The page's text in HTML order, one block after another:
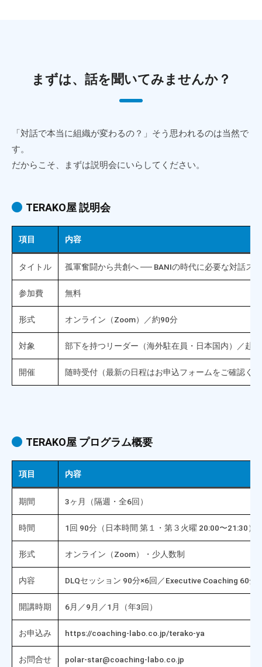
まずは、話を聞いてみませんか？
「対話で本当に組織が変わるの？」そう思われるのは当然で
す。
だからこそ、まずは説明会にいらしてください。
TERAKO屋 説明会
項目 内容
タイトル 孤軍奮闘から共創へ ── BANIの時代に必要な対話ス
参加費 無料
形式 オンライン（Zoom）／約90分
対象 部下を持つリーダー（海外駐在員・日本国内）／赴
開催 随時受付（最新の日程はお申込フォームをご確認く
TERAKO屋 プログラム概要
項目 内容
期間 3ヶ月（隔週・全6回）
時間 1回 90分（日本時間 第１・第３火曜 20:00〜21:30）
形式 オンライン（Zoom）・少人数制
内容 DLQセッション 90分×6回／Executive Coaching 60分
開講時期 6月／9月／1月（年3回）
お申込み https://coaching-labo.co.jp/terako-ya
お問合せ polar-star@coaching-labo.co.jp